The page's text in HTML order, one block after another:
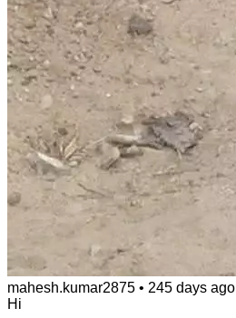
mahesh.kumar2875 • 245 days ago
Hi